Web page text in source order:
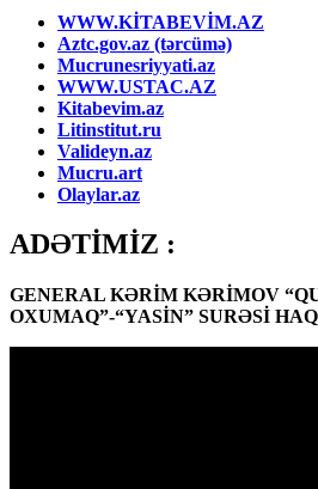
WWW.KİTABEVİM.AZ
Aztc.gov.az (tərcümə)
Mucrunesriyyati.az
WWW.USTAC.AZ
Kitabevim.az
Litinstitut.ru
Valideyn.az
Mucru.art
Olaylar.az
ADƏTİMİZ :
GENERAL KƏRİM KƏRİMOV
OXUMAQ”-“YASİN” SURƏSİ